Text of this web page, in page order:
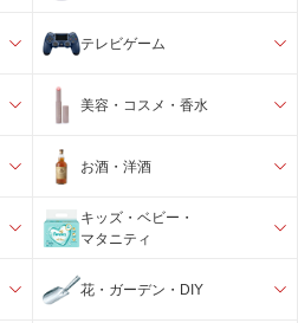
テレビゲーム
美容・コスメ・香水
お酒・洋酒
キッズ・ベビー・
マタニティ
花・ガーデン・DIY